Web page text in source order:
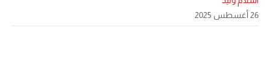
26 أغسطس 2025